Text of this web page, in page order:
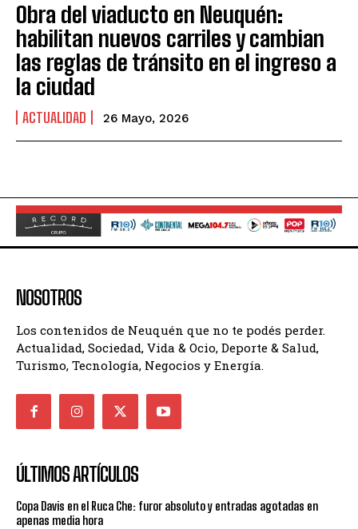
Obra del viaducto en Neuquén:
habilitan nuevos carriles y cambian
las reglas de tránsito en el ingreso a
la ciudad
ACTUALIDAD 26 Mayo, 2026
NOSOTROS
Los contenidos de Neuquén que no te podés perder.
Actualidad, Sociedad, Vida & Ocio, Deporte & Salud,
Turismo, Tecnología, Negocios y Energía.
ÚLTIMOS ARTÍCULOS
Copa Davis en el Ruca Che: furor absoluto y entradas agotadas en
apenas media hora